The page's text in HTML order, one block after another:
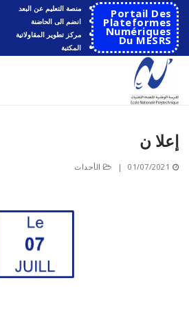
التجاوز
إلى
المحتوى
Portail Des
Plateformes
Numériques
Du MESRS
منصة التعليم عن البعد
انضم الى الحاضنة
مركز تطوير المقاولاتية
المكتبة
البحث
الرئيسية
المدرسة
مقدمة عن المدرسة
الأقســام
إعلا ن
01/07/2021
| الأحداث